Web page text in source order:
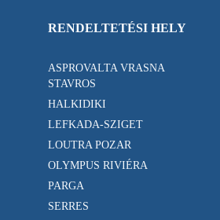
RENDELTETÉSI HELY
ASPROVALTA VRASNA
STAVROS
HALKIDIKI
LEFKADA-SZIGET
LOUTRA POZAR
OLYMPUS RIVIÉRA
PARGA
SERRES